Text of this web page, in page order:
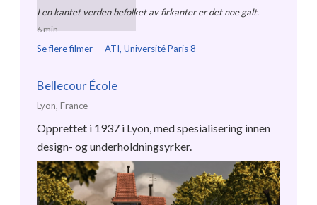
I en kantet verden befolket av firkanter er det noe galt.
6 min
Se flere filmer — ATI, Université Paris 8
Bellecour École
Lyon, France
Opprettet i 1937 i Lyon, med spesialisering innen
design- og underholdningsyrker.